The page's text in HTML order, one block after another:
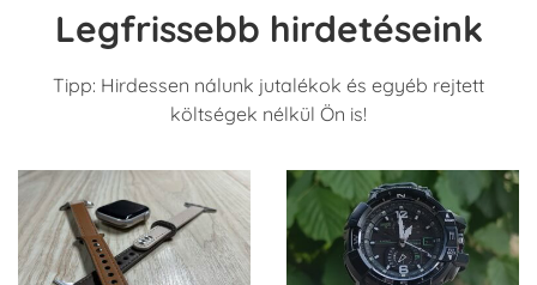
Legfrissebb hirdetéseink
Tipp: Hirdessen nálunk jutalékok és egyéb rejtett
költségek nélkül Ön is!